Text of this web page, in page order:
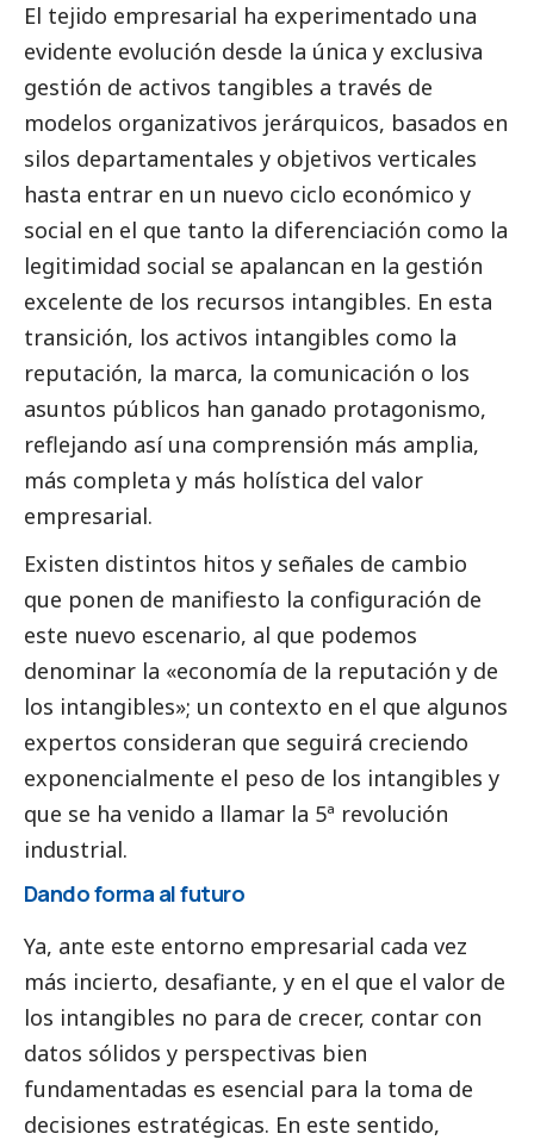
El tejido empresarial ha experimentado una
evidente evolución desde la única y exclusiva
gestión de activos tangibles a través de
modelos organizativos jerárquicos, basados en
silos departamentales y objetivos verticales
hasta entrar en un nuevo ciclo económico y
social en el que tanto la diferenciación como la
legitimidad social se apalancan en la gestión
excelente de los recursos intangibles. En esta
transición, los activos intangibles como la
reputación, la marca, la comunicación o los
asuntos públicos han ganado protagonismo,
reflejando así una comprensión más amplia,
más completa y más holística del valor
empresarial.
Existen distintos hitos y señales de cambio
que ponen de manifiesto la configuración de
este nuevo escenario, al que podemos
denominar la «economía de la reputación y de
los intangibles»; un contexto en el que algunos
expertos consideran que seguirá creciendo
exponencialmente el peso de los intangibles y
que se ha venido a llamar la 5ª revolución
industrial.
Dando forma al futuro
Ya, ante este entorno empresarial cada vez
más incierto, desafiante, y en el que el valor de
los intangibles no para de crecer, contar con
datos sólidos y perspectivas bien
fundamentadas es esencial para la toma de
decisiones estratégicas. En este sentido,